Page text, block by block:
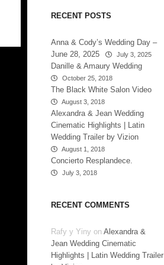
RECENT POSTS
Anna & Cody’s Wedding Day –
June 28, 2025
July 3, 2025
Danille & Amaury Wedding
October 25, 2018
The Black White Salon Video
August 3, 2018
Alexandra & Jean Wedding
Cinematic Highlights | Latin
Wedding Trailer by Vizion
August 1, 2018
Concierto Resplandece.
July 3, 2018
RECENT COMMENTS
Rafy y Yiny on Alexandra &
Jean Wedding Cinematic
Highlights | Latin Wedding Trailer